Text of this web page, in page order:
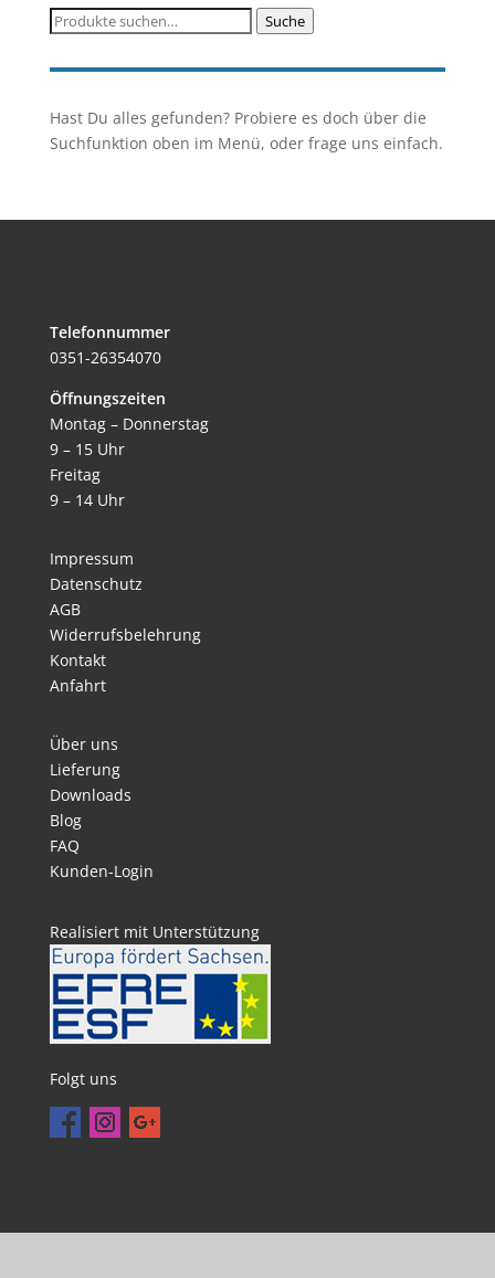
Suche
Suche
Hast Du alles gefunden? Probiere es doch über die
Suchfunktion oben im Menü, oder frage uns einfach.
Telefonnummer
0351-26354070
Öffnungszeiten
Montag – Donnerstag
9 – 15 Uhr
Freitag
9 – 14 Uhr
Impressum
Datenschutz
AGB
Widerrufsbelehrung
Kontakt
Anfahrt
Über uns
Lieferung
Downloads
Blog
FAQ
Kunden-Login
Realisiert mit Unterstützung
Folgt uns